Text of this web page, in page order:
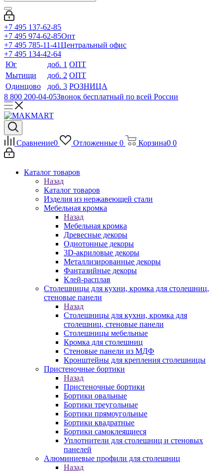
+7 495 137-62-85
+7 495 974-62-85Опт
+7 495 785-11-41Центральный офис
+7 495 134-42-64
Юг
доб. 1 ОПТ
Мытищи
доб. 2 ОПТ
Одинцово
доб. 3 РОЗНИЦА
8 800 200-04-05Звонок бесплатный по всей России
Сравнение0 Отложенные 0 Корзина0 0
Каталог товаров
Назад
Каталог товаров
Изделия из нержавеющей стали
Мебельная кромка
Назад
Мебельная кромка
Древесные декоры
Однотонные декоры
3D-акриловые декоры
Металлизированные декоры
Фантазийные декоры
Клей-расплав
Столешницы для кухни, кромка для столешниц,
стеновые панели
Назад
Столешницы для кухни, кромка для
столешниц, стеновые панели
Столешницы мебельные
Кромка для столешниц
Стеновые панели из МДФ
Кронштейны для крепления столешницы
Пристеночные бортики
Назад
Пристеночные бортики
Бортики овальные
Бортики треугольные
Бортики прямоугольные
Бортики квадратные
Бортики самоклеящиеся
Уплотнители для столешниц и стеновых
панелей
Алюминиевые профили для столешниц
Назад